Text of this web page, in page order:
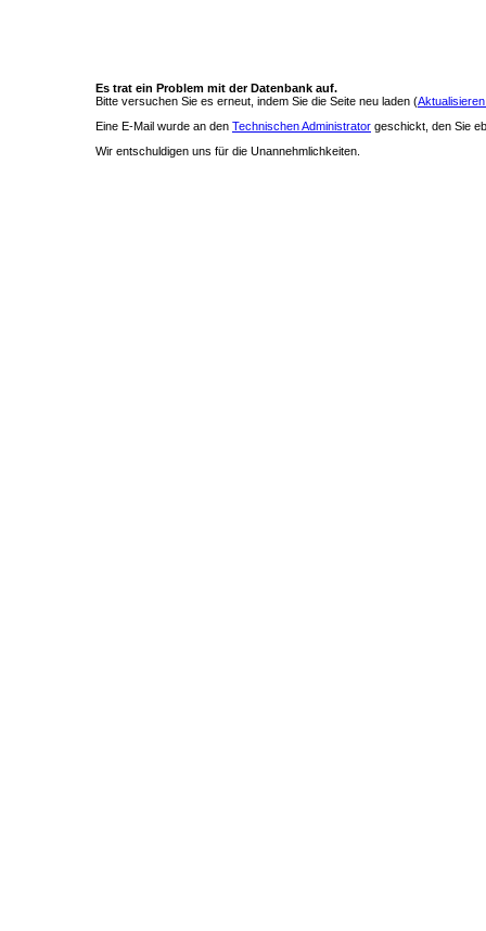
Es trat ein Problem mit der Datenbank auf.
Bitte versuchen Sie es erneut, indem Sie die Seite neu laden (
Eine E-Mail wurde an den Technischen Administrator geschickt, den Sie
Wir entschuldigen uns für die Unannehmlichkeiten.